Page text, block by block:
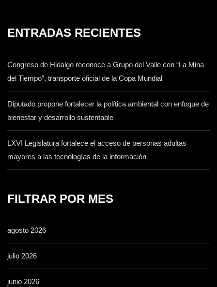
ENTRADAS RECIENTES
Congreso de Hidalgo reconoce a Grupo del Valle con “La Mina
del Tiempo”, transporte oficial de la Copa Mundial
Diputado propone fortalecer la política ambiental con enfoque de
bienestar y desarrollo sustentable
LXVI Legislatura fortalece el acceso de personas adultas
mayores a las tecnologías de la información
FILTRAR POR MES
agosto 2026
julio 2026
junio 2026